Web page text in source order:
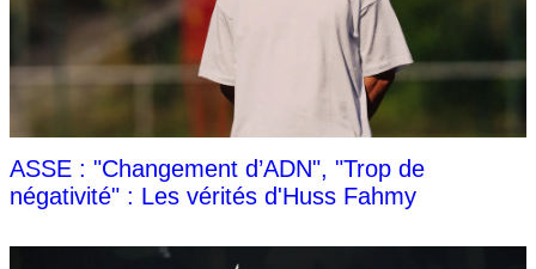
ASSE : "Changement d’ADN", "Trop de
négativité" : Les vérités d'Huss Fahmy